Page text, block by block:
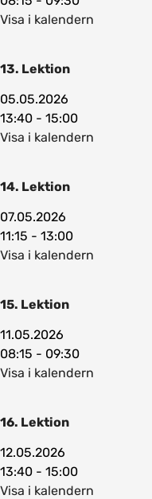
Visa i kalendern
13. Lektion
05.05.2026
13:40 - 15:00
Visa i kalendern
14. Lektion
07.05.2026
11:15 - 13:00
Visa i kalendern
15. Lektion
11.05.2026
08:15 - 09:30
Visa i kalendern
16. Lektion
12.05.2026
13:40 - 15:00
Visa i kalendern